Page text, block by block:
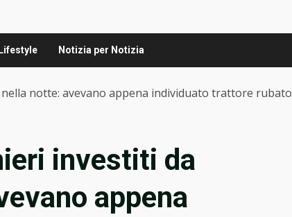
Lifestyle Notizia per Notizia
notte: avevano appena individuato trattore rubato
investiti da
appena